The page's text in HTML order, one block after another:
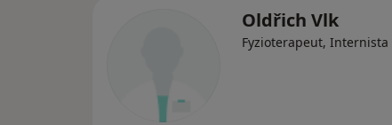
Oldřich Vlk
Fyzioterapeut, Internista